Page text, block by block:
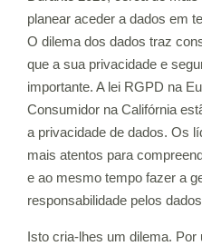
planear aceder a dados em
O dilema dos dados traz
que a sua privacidade e
importante. A lei RGPD na
Consumidor na Califórnia
a privacidade de dados. Os
mais atentos para
e ao mesmo tempo fazer a
responsabilidade pelos
Isto cria-lhes um dilema.